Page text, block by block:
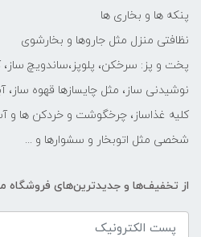
پنکه ها و بخاری ها
نظافتی منزل مثل جاروها و بخارشوی
پخت و پز: سرخکن، پلوپز،ساندویچ ساز،
نوشیدنی ساز، مثل چایسازها قهوه ساز،
کلیه غذاساز، چرخگوشت و خردکن ها و
شخصی مثل اتوبخار و سشوارها و ...
از تخفیف‌ها و جدیدترین‌های فروشگاه